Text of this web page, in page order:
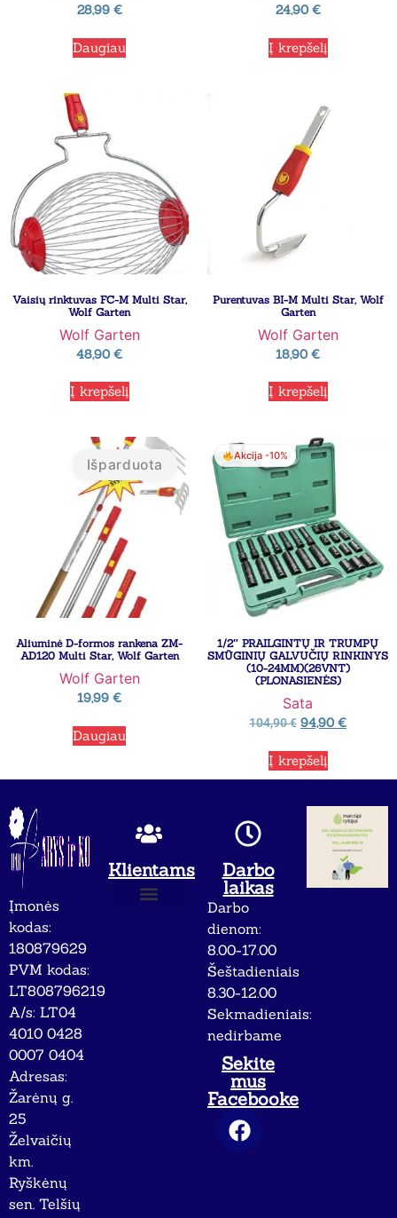
28,99 €
Daugiau
24,90€
Į krepšelį
Vaisių rinktuvas FC-M Multi Star,
Wolf Garten
Wolf Garten
48,90€
Į krepšelį
Purentuvas BI-M Multi Star, Wolf
Garten
Wolf Garten
18,90€
Į krepšelį
Išparduota
Aliuminė D-formos rankena ZM-
AD120 Multi Star, Wolf Garten
Wolf Garten
19,99 €
Daugiau
Akcija -10%
1/2″ PRAILGINTŲ IR TRUMPŲ
SMŪGINIŲ GALVUČIŲ RINKINYS
(10-24MM)(26VNT)
(PLONASIENĖS)
Sata
104,90€ 94,90€
Į krepšelį
Įmonės
kodas:
180879629
PVM kodas:
LT808796219
A/s: LT04
4010 0428
0007 0404
Adresas:
Žarėnų g.
25
Želvaičių
km.
Ryškėnų
sen. Telšių
Klientams
Darbo
laikas
Darbo
dienom:
8.00-17.00
Šeštadieniais
8.30-12.00
Sekmadieniais:
nedirbame
Sekite
mus
Facebooke